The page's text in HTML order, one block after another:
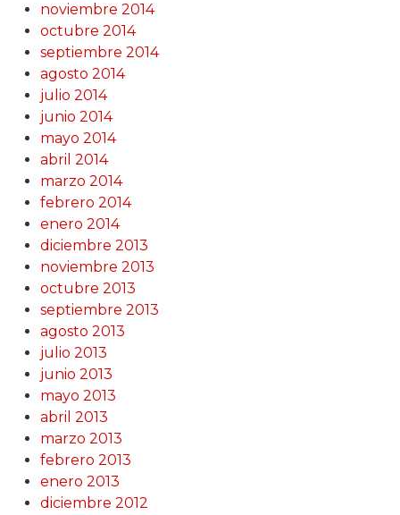
noviembre 2014
octubre 2014
septiembre 2014
agosto 2014
julio 2014
junio 2014
mayo 2014
abril 2014
marzo 2014
febrero 2014
enero 2014
diciembre 2013
noviembre 2013
octubre 2013
septiembre 2013
agosto 2013
julio 2013
junio 2013
mayo 2013
abril 2013
marzo 2013
febrero 2013
enero 2013
diciembre 2012